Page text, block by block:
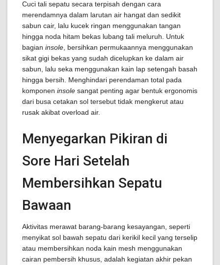
Cuci tali sepatu secara terpisah dengan cara
merendamnya dalam larutan air hangat dan sedikit
sabun cair, lalu kucek ringan menggunakan tangan
hingga noda hitam bekas lubang tali meluruh. Untuk
bagian insole , bersihkan permukaannya menggunakan
sikat gigi bekas yang sudah dicelupkan ke dalam air
sabun, lalu seka menggunakan kain lap setengah basah
hingga bersih. Menghindari perendaman total pada
komponen insole sangat penting agar bentuk ergonomis
dari busa cetakan sol tersebut tidak mengkerut atau
rusak akibat overload air.
Menyegarkan Pikiran di
Sore Hari Setelah
Membersihkan Sepatu
Bawaan
Aktivitas merawat barang-barang kesayangan, seperti
menyikat sol bawah sepatu dari kerikil kecil yang terselip
atau membersihkan noda kain mesh menggunakan
cairan pembersih khusus, adalah kegiatan akhir pekan